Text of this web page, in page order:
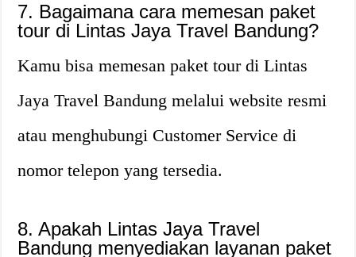
7. Bagaimana cara memesan paket
tour di Lintas Jaya Travel Bandung?
Kamu bisa memesan paket tour di Lintas
Jaya Travel Bandung melalui website resmi
atau menghubungi Customer Service di
nomor telepon yang tersedia.
8. Apakah Lintas Jaya Travel
Bandung menyediakan layanan paket